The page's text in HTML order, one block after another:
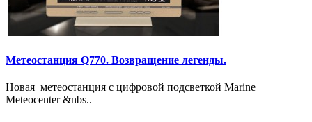
Метеостанция Q770. Возвращение легенды.
Новая метеостанция с цифровой подсветкой Marine
Meteocenter &nbs..